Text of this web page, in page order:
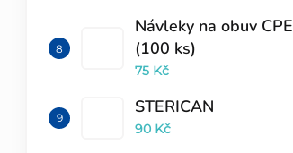
Návleky na obuv CPE
(100 ks)
75 Kč
STERICAN
90 Kč